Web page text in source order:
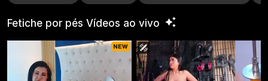
Fetiche por pés Vídeos ao vivo